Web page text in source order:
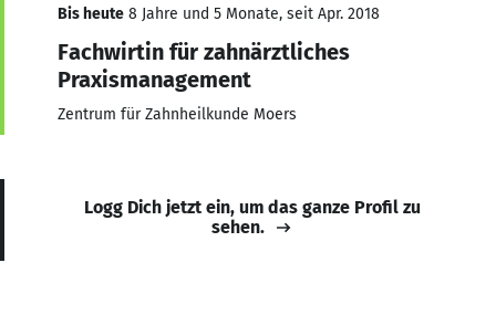
Bis heute 8 Jahre und 5 Monate, seit Apr. 2018
Fachwirtin für zahnärztliches
Praxismanagement
Zentrum für Zahnheilkunde Moers
Logg Dich jetzt ein, um das ganze Profil zu
sehen.